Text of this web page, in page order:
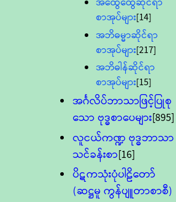
စာအုပ်များ[14]
အဘိဓမ္မာဆိုင်ရာ
စာအုပ်များ[217]
အဘိဓါန်ဆိုင်ရာ
စာအုပ်များ[15]
အင်္ဂလိပ်ဘာသာဖြင့်ပြုစု
သော ဗုဒ္ဓစာပေများ[895]
လူငယ်ကဏ္ဍ ဗုဒ္ဓဘာသာ
သင်ခန်းစာ[16]
ပိဋကသုံးပုံပါဠိတော်
(ဆဋ္ဌမူ ကွန်ပျူတာစာစီ)